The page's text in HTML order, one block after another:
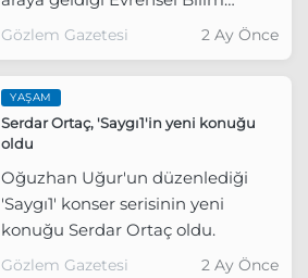
Kurgu ve Fantastik Film
fazla dokunan bir yapıya
dönüştürülmesi hedefleniyor.
Gözlem Gazetesi 2 Ay Önce
YAŞAM
Serdar Ortaç, 'Saygı1'in yeni konuğu
oldu
Oğuzhan Uğur'un düzenlediği
'Saygı1' konser serisinin yeni
konuğu Serdar Ortaç oldu.
Gözlem Gazetesi 2 Ay Önce